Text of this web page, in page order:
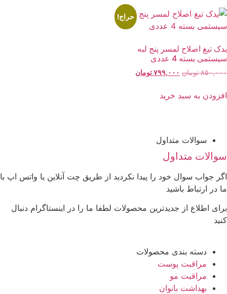
حراج!
یدک تیغ اصلاح لمسر پنج لبه
سیستمی بسته 4 عددی
۸۵۰,۰۰۰ تومان قیمت
۷۹۹,۰۰۰تومان
افزودن به سبد خرید
سوالات متداول
سوالات متداول
اگر جواب سوال خود را پیدا نکردید از طریق چت آنلاین یا واتس اپ با
ما در ارتباط باشید
برای اطلاع از جدیدترین محصولات لطفا ما را در اینستاگرام دنبال
کنید
دسته بندی محصولات
مراقبت پوست
مراقبت مو
بهداشت بانوان